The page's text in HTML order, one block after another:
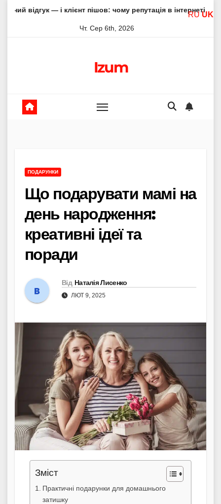
— і клієнт пішов: чому репутація в інтернеті вирішує все
Чт. Сер 6th, 2026
Izum
ПОДАРУНКИ
Що подарувати мамі на
день народження:
креативні ідеї та
поради
Від Наталія Лисенко
ЛЮТ 9, 2025
Зміст
Практичні подарунки для домашнього
затишку
RU UK